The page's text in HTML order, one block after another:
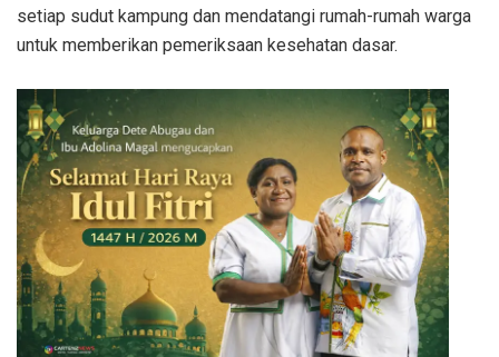
setiap sudut kampung dan mendatangi rumah-rumah warga
untuk memberikan pemeriksaan kesehatan dasar.